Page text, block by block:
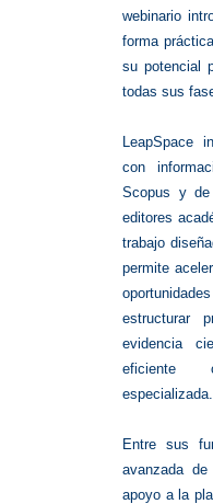
webinario
forma
su potencial
todas sus
LeapSpace
con
Scopus y
editores
trabajo
permite
estructurar
evidencia
eficiente
especializada.
Entre sus
avanzada
apoyo a la